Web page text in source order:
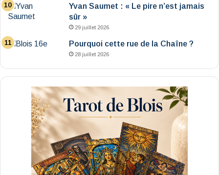
Yvan Saumet : « Le pire n’est jamais
sûr »
29 juillet 2026
Pourquoi cette rue de la Chaîne ?
28 juillet 2026